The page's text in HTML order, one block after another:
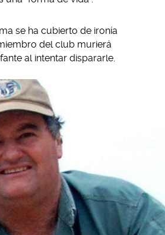
se ha cubierto de ironía
del club murierá
al intentar dispararle.